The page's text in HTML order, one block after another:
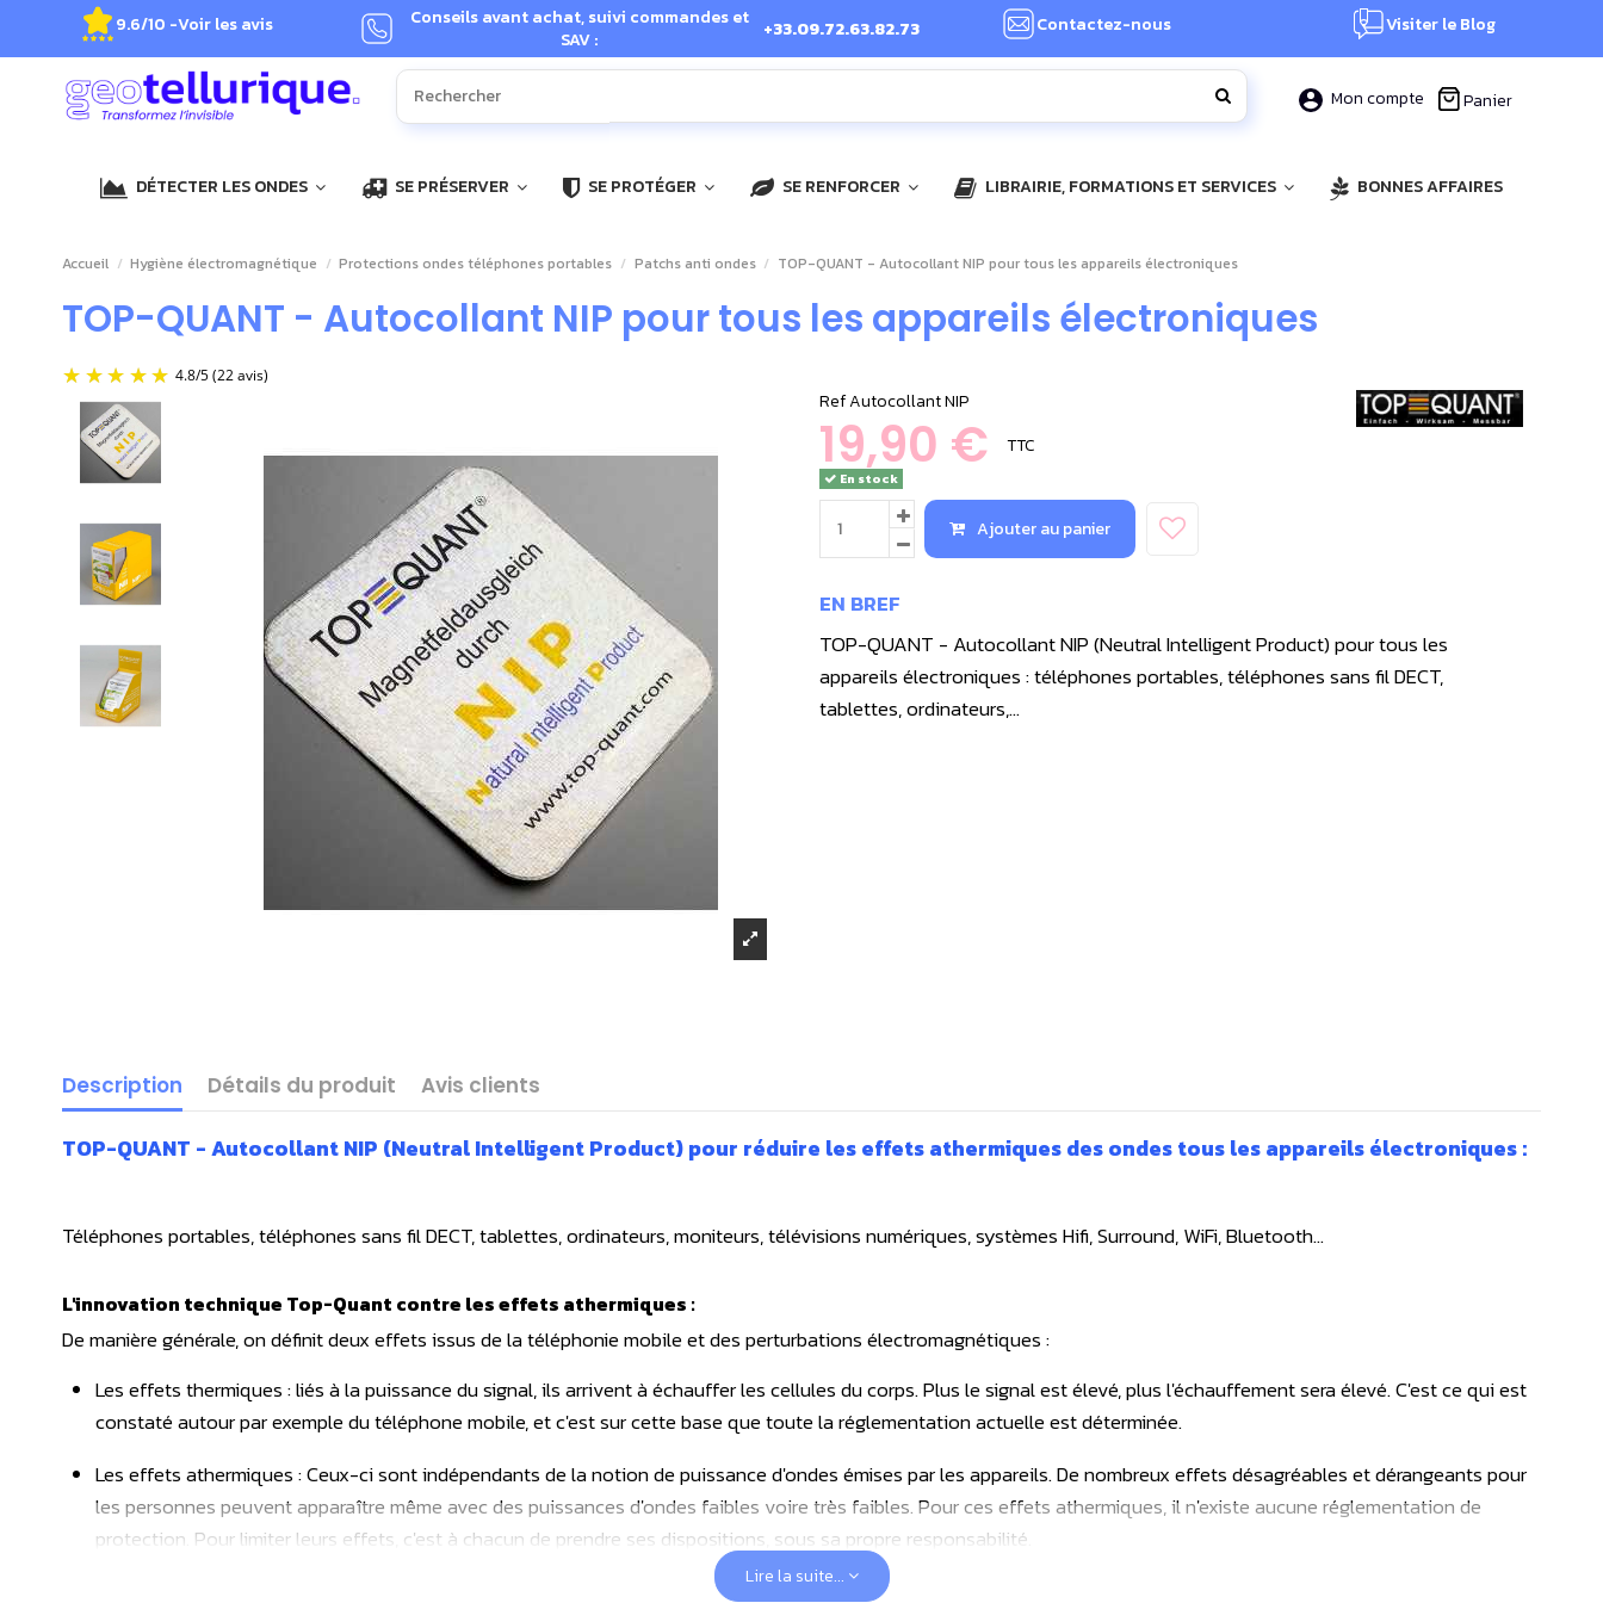
9.6/10 -Voir les avis
Conseils avant achat, suivi commandes et
SAV :
+33.09.72.63.82.73 Contactez-nous Visiter le Blog
Mon compte Panier
DÉTECTER LES ONDES SE PRÉSERVER SE PROTÉGER SE RENFORCER LIBRAIRIE, FORMATIONS ET SERVICES BONNES AFFAIRES
Accueil Hygiène électromagnétique Protections ondes téléphones portables Patchs anti ondes TOP-QUANT - Autocollant NIP pour tous les appareils électroniques
TOP-QUANT - Autocollant NIP pour tous les appareils électroniques
RefAutocollant NIP
19,90 € TTC
En stock
Ajouter au panier
EN BREF
TOP-QUANT - Autocollant NIP (Neutral Intelligent Product) pour tous les
appareils électroniques : téléphones portables, téléphones sans fil DECT,
tablettes, ordinateurs,…
Description Détails du produit Avis clients
TOP-QUANT - Autocollant NIP (Neutral Intelligent Product) pour réduire les effets athermiques des ondes tous les appareils électroniques :
Téléphones portables, téléphones sans fil DECT, tablettes, ordinateurs, moniteurs, télévisions numériques, systèmes Hifi, Surround, WiFi, Bluetooth…
L'innovation technique Top-Quant contre les effets athermiques :
De manière générale, on définit deux effets issus de la téléphonie mobile et des perturbations électromagnétiques :
Les effets thermiques : liés à la puissance du signal, ils arrivent à échauffer les cellules du corps. Plus le signal est élevé, plus l'échauffement sera élevé. C'est ce qui est
constaté autour par exemple du téléphone mobile, et c'est sur cette base que toute la réglementation actuelle est déterminée.
Les effets athermiques : Ceux-ci sont indépendants de la notion de puissance d'ondes émises par les appareils. De nombreux effets désagréables et dérangeants pour
les personnes peuvent apparaître même avec des puissances d'ondes faibles voire très faibles. Pour ces effets athermiques, il n'existe aucune réglementation de
protection. Pour limiter leurs effets, c'est à chacun de prendre ses dispositions, sous sa propre responsabilité.
Lire la suite...